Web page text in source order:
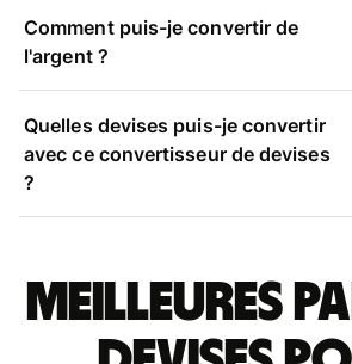
Comment puis-je convertir de
l'argent ?
Quelles devises puis-je convertir
avec ce convertisseur de devises
?
Meilleures